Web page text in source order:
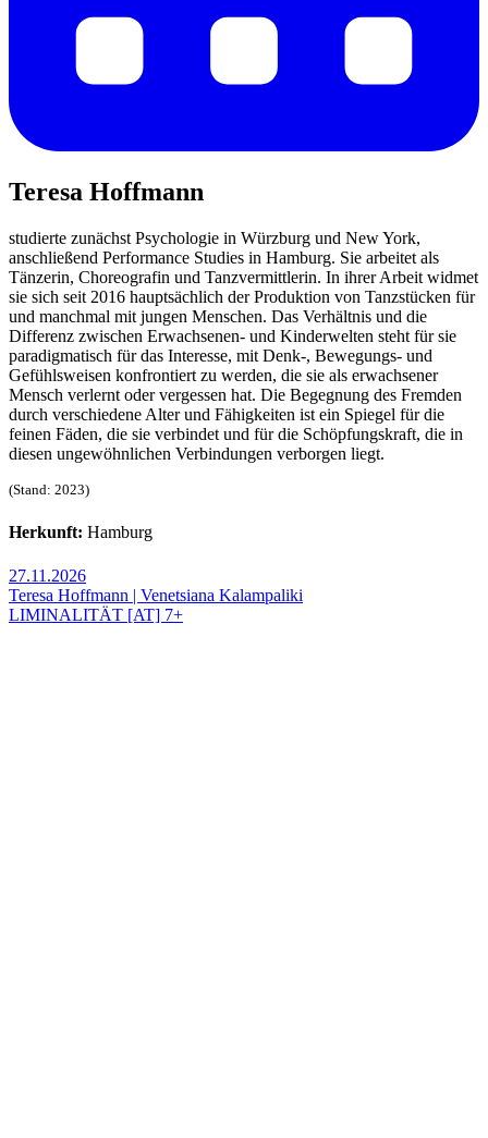
Teresa Hoffmann
studierte zunächst Psychologie in Würzburg und New York,
anschließend Performance Studies in Hamburg. Sie arbeitet als
Tänzerin, Choreografin und Tanzvermittlerin. In ihrer Arbeit widmet
sie sich seit 2016 hauptsächlich der Produktion von Tanzstücken für
und manchmal mit jungen Menschen. Das Verhältnis und die
Differenz zwischen Erwachsenen- und Kinderwelten steht für sie
paradigmatisch für das Interesse, mit Denk-, Bewegungs- und
Gefühlsweisen konfrontiert zu werden, die sie als erwachsener
Mensch verlernt oder vergessen hat. Die Begegnung des Fremden
durch verschiedene Alter und Fähigkeiten ist ein Spiegel für die
feinen Fäden, die sie verbindet und für die Schöpfungskraft, die in
diesen ungewöhnlichen Verbindungen verborgen liegt.
(Stand: 2023)
Herkunft: Hamburg
27.11.2026
Teresa Hoffmann | Venetsiana Kalampaliki
LIMINALITÄT [AT] 7+